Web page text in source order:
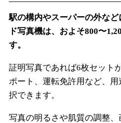
駅の構内やスーパーの外な
ド写真機は、およそ800〜
す。
証明写真であれば6枚セット
ポート、運転免許用など、
択できます。
写真の明るさや肌質の調整